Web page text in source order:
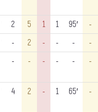
2 5 1 1 95′
-
- 2 - - -
-
- - - - - -
4 2 - 1 65′ -